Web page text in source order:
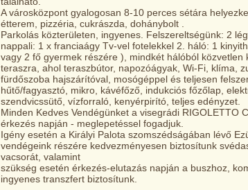
A városközpont gyalogosan 8-10 perces sétára
étterem, pizzéria, cukrászda, dohánybolt .
Parkolás közterületen, ingyenes. Felszereltségünk: 2
nappali: 1 x franciaágy Tv-vel fotelekkel 2. háló: 1
vagy 2 fő gyermek részére ), mindkét hálóból közvetlen
teraszra, ahol teraszbútor, napozóágyak, Wi-Fi, klíma,
fürdőszoba hajszárítóval, mosógéppel és teljesen
hűtő/fagyasztó, mikro, kávéfőző, indukciós főzőlap,
szendvicssütő, vízforraló, kenyérpirító, teljes edényzet.
Minden Kedves Vendégünket a visegrádi RIGOLETTO
érkezés napján - meglepetéssel fogadjuk.
Igény esetén a Királyi Palota szomszédságában lévő
vendégeink részére kedvezményesen biztosítunk
vacsorát, valamint
szükség esetén érkezés-elutazás napján a buszhoz,
ingyenes transzfert biztosítunk.